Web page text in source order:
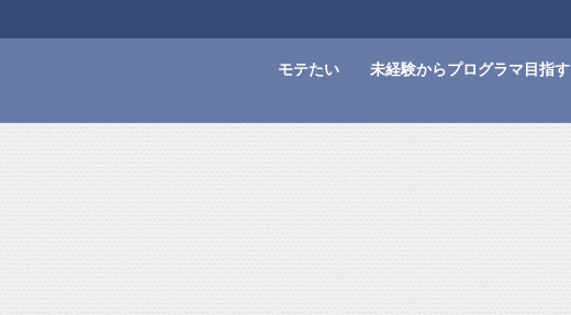
モテたい 未経験からプログラマ目指す